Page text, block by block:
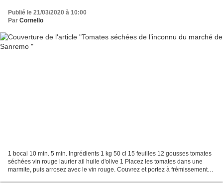
Publié le 21/03/2020 à 10:00
Par Cornello
1 bocal 10 min. 5 min. Ingrédients 1 kg 50 cl 15 feuilles 12 gousses tomates
séchées vin rouge laurier ail huile d'olive 1 Placez les tomates dans une
marmite, puis arrosez avec le vin rouge. Couvrez et portez à frémissement